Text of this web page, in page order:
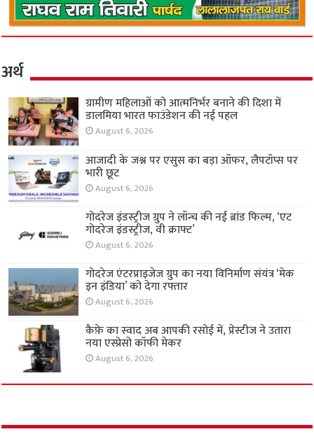
अर्थ
ग्रामीण महिलाओं को आत्मनिर्भर बनाने की दिशा में
डालमिया भारत फाउंडेशन की नई पहल
August 6, 2026
आजादी के जश्न पर एसुस का बड़ा ऑफर, लैपटॉप्स पर
भारी छूट
August 6, 2026
गोदरेज इंडस्ट्रीज ग्रुप ने लॉन्च की नई ब्रांड फिल्म, ‘एट
गोदरेज इंडस्ट्रीज, वी क्राफ्ट’
August 6, 2026
गोदरेज एंटरप्राइजेज ग्रुप का नया विनिर्माण संयंत्र ‘मेक
इन इंडिया’ को देगा रफ्तार
August 6, 2026
कैफ़े का स्वाद अब आपकी रसोई में, प्रेस्टीज ने उतारा
नया एस्प्रेसो कॉफी मेकर
August 6, 2026